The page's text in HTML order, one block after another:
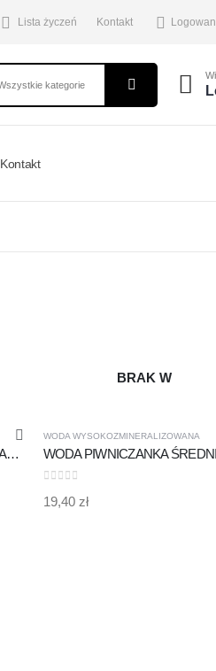
Lista życzeń Kontakt
Kontakt
WODA PIWNICZANKA NISKONASYCONA CO2 0,7l SZKŁO /6 SZTUK WYSOKOZMINERALIZOWANA
BRAK W
WODA WYSOKOZMINERALIZOWANA
19,40 zł